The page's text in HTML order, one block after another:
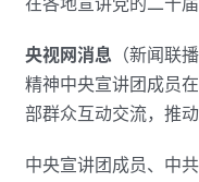
央视网消息 （新闻联
精神中央宣讲团成员
部群众互动交流，推
中央宣讲团成员、中